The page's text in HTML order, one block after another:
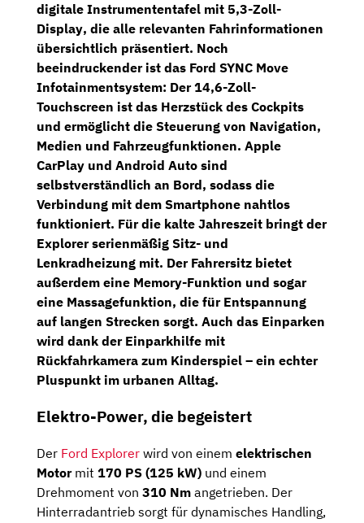
digitale Instrumententafel mit 5,3-Zoll-
Display, die alle relevanten Fahrinformationen
übersichtlich präsentiert. Noch
beeindruckender ist das Ford SYNC Move
Infotainmentsystem: Der14,6-Zoll-
Touchscreen ist das Herzstück des Cockpits
und ermöglicht die Steuerung von Navigation,
Medien und Fahrzeugfunktionen. Apple
CarPlay und Android Auto sind
selbstverständlich an Bord, sodass die
Verbindung mit dem Smartphone nahtlos
funktioniert. Für die kalte Jahreszeit bringt der
Explorer serienmäßig Sitz- und
Lenkradheizung mit. Der Fahrersitz bietet
außerdem eine Memory-Funktion und sogar
eine Massagefunktion, die für Entspannung
auf langen Strecken sorgt. Auch das Einparken
wird dank der Einparkhilfe mit
Rückfahrkamera zum Kinderspiel – ein echter
Pluspunkt im urbanen Alltag.
Elektro-Power, die begeistert
Der Ford Explorer wird von einem elektrischen
Motormit 170 PS (125 kW) und einem
Drehmoment von 310 Nm angetrieben. Der
Hinterradantrieb sorgt für dynamisches Handling,